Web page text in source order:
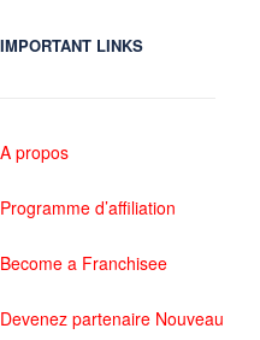
IMPORTANT LINKS
A propos
Programme d’affiliation
Become a Franchisee
Devenez partenaire Nouveau